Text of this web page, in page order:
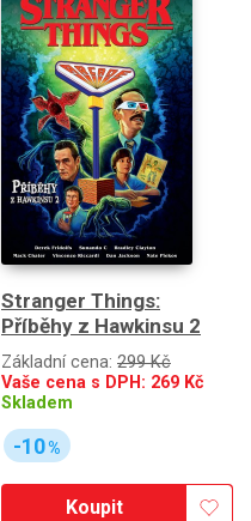
Stranger Things:
Příběhy z Hawkinsu 2
Základní cena: 299 Kč
Vaše cena s DPH: 269 Kč
Skladem
-10%
Koupit